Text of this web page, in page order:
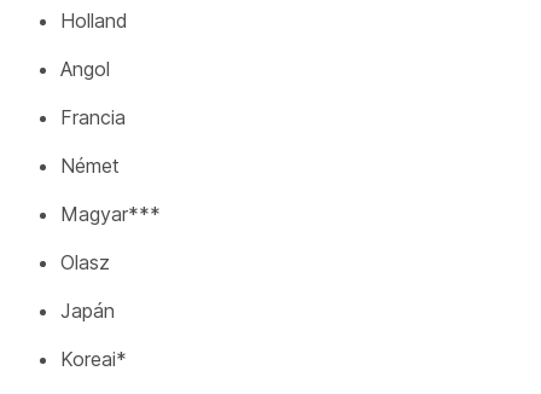
Holland
Angol
Francia
Német
Magyar***
Olasz
Japán
Koreai*